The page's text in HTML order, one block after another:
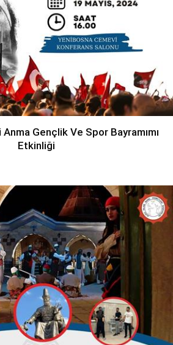
Gençlik Ve Spor Bayramımı
Etkinliği